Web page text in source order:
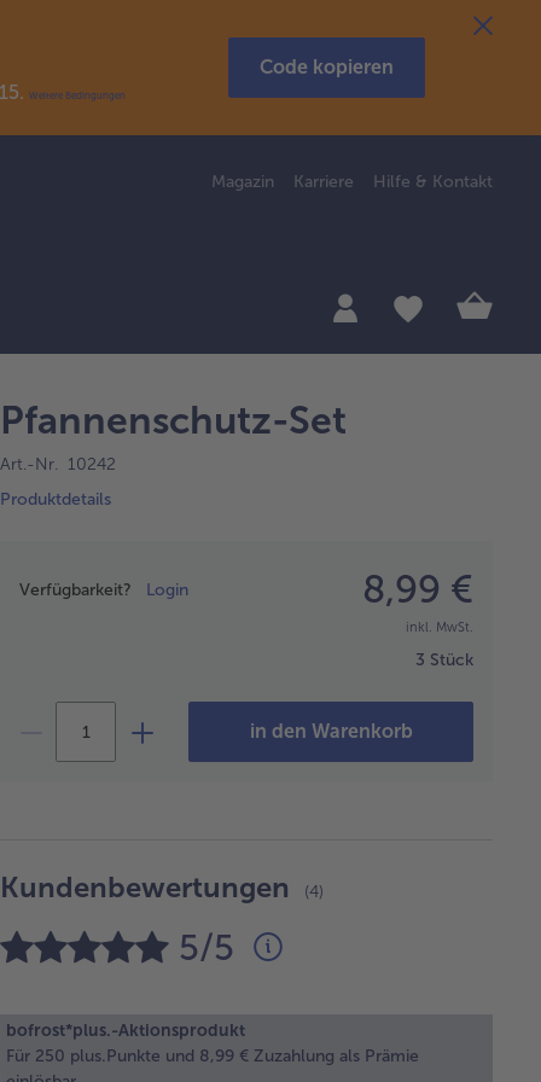
Weitere Bedingungen
Code kopieren
Magazin Karriere Hilfe & Kontakt
Pfannenschutz-Set
Art.-Nr. 10242
Produktdetails
Verfügbarkeit? Login 8,99 €
inkl. MwSt.
3 Stück
in den Warenkorb
Kundenbewertungen (4)
5/5
bofrost*plus.-Aktionsprodukt
Für 250 plus.Punkte und 8,99 € Zuzahlung als Prämie